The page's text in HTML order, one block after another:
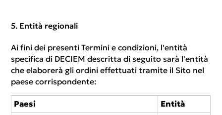
Entità regionali
Ai fini dei presenti Termini e condizioni, l'entità
specifica di DECIEM descritta di seguito sarà l'entità
che elaborerà gli ordini effettuati tramite il Sito nel
paese corrispondente:
Paesi Entità